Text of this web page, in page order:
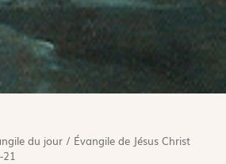
du jour / Évangile de Jésus Christ